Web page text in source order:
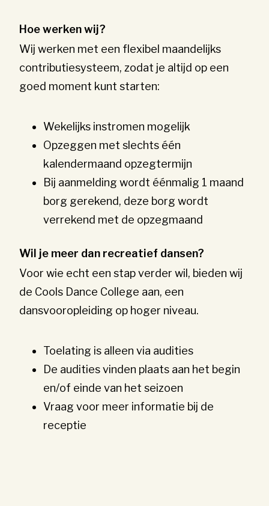
Hoe werken wij?
Wij werken met een flexibel maandelijks
contributiesysteem, zodat je altijd op een
goed moment kunt starten:
Wekelijks instromen mogelijk
Opzeggen met slechts één
kalendermaand opzegtermijn
Bij aanmelding wordt éénmalig 1 maand
borg gerekend, deze borg wordt
verrekend met de opzegmaand
Wil je meer dan recreatief dansen?
Voor wie echt een stap verder wil, bieden wij
de Cools Dance College aan, een
dansvooropleiding op hoger niveau.
Toelating is alleen via audities
De audities vinden plaats aan het begin
en/of einde van het seizoen
Vraag voor meer informatie bij de
receptie